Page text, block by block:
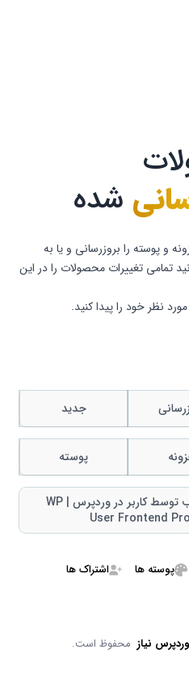
شده
و پوسته را بروزرسانی و یا به
تمامی تغییرات محصولات را در این
نظر خود را پیدا کنید.
جدید
پوسته
افزونه اضافه کردن مطلب توسط کاربر در وردپرس | WP
User Frontend
پوسته ها اشتراک ها
وردپرس نیاز محفوظ است.